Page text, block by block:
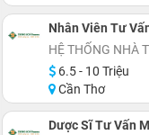
Nhân Viên Tư
HỆ THỐNG NHÀ
6.5 - 10 Triệu
Cần Thơ
Dược Sĩ Tư Vấn